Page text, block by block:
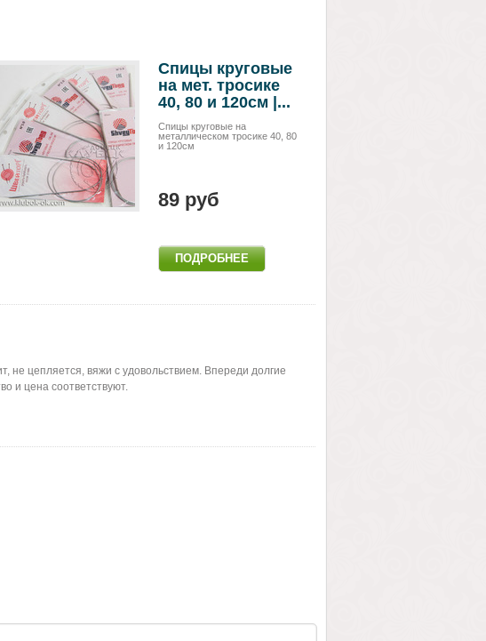
Спицы круговые
на мет. тросике
40, 80 и 120см |...
Спицы круговые на
металлическом тросике 40, 80
и 120см
89 руб
не цепляется, вяжи с удовольствием. Впереди долгие
и цена соответствуют.